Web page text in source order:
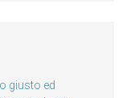
giusto ed